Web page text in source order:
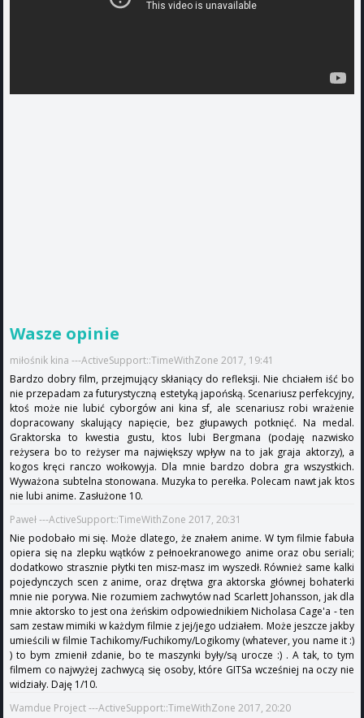
Wasze opinie
miłośnik kina ---ActiveSupport::TimeWithZone 2017, 19:41
Bardzo dobry film, przejmujący skłaniący do refleksji. Nie chciałem iść bo
nie przepadam za futurystyczną estetyką japońską. Scenariusz perfekcyjny,
ktoś może nie lubić cyborgów ani kina sf, ale scenariusz robi wrażenie
dopracowany skalujący napięcie, bez głupawych potknięć. Na medal.
Graktorska to kwestia gustu, ktos lubi Bergmana (podaję nazwisko
reżysera bo to reżyser ma największy wpływ na to jak graja aktorzy), a
kogos kręci ranczo wołkowyja. Dla mnie bardzo dobra gra wszystkich.
Wyważona subtelna stonowana. Muzyka to perełka. Polecam nawt jak ktos
nie lubi anime. Zasłużone 10.
Paweł ---ActiveSupport::TimeWithZone 2017, 20:31
Nie podobało mi się. Może dlatego, że znałem anime. W tym filmie fabuła
opiera się na zlepku wątków z pełnoekranowego anime oraz obu seriali;
dodatkowo strasznie płytki ten misz-masz im wyszedł. Również same kalki
pojedynczych scen z anime, oraz drętwa gra aktorska głównej bohaterki
mnie nie porywa. Nie rozumiem zachwytów nad Scarlett Johansson, jak dla
mnie aktorsko to jest ona żeńskim odpowiednikiem Nicholasa Cage'a - ten
sam zestaw mimiki w każdym filmie z jej/jego udziałem. Może jeszcze jakby
umieścili w filmie Tachikomy/Fuchikomy/Logikomy (whatever, you name it :)
) to bym zmienił zdanie, bo te maszynki były/są urocze :) . A tak, to tym
filmem co najwyżej zachwycą się osoby, które GITSa wcześniej na oczy nie
widziały. Daję 1/10.
Wamdue Project ---ActiveSupport::TimeWithZone 2017, 20:20